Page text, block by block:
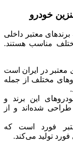
خودرو
برندهای معتبر داخلی
مناسب هستند.
معتبر در ایران است
مختلف از جمله
این برند و
شده‌اند و از
فورد است که
تولید می‌کند.